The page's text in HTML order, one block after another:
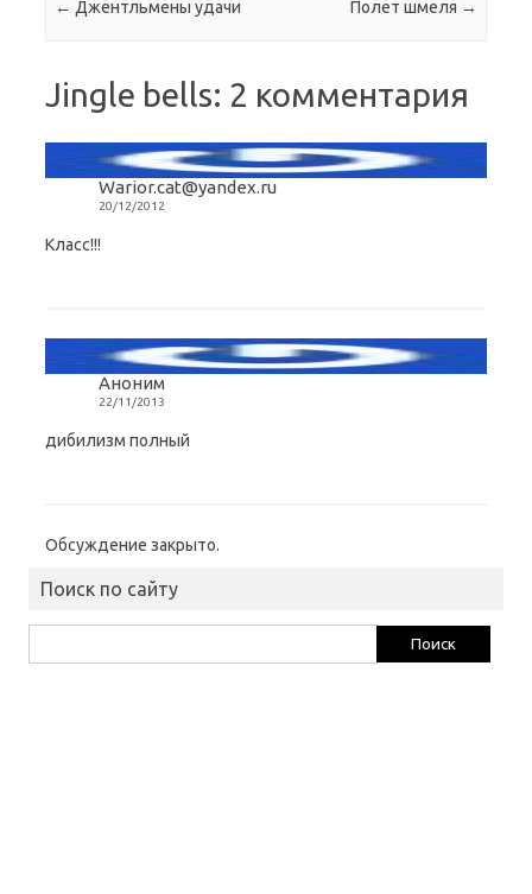
Навигация по записям
← Джентльмены удачи Полет шмеля →
Jingle bells: 2 комментария
Warior.cat@yandex.ru
20/12/2012
Класс!!!
Аноним
22/11/2013
дибилизм полный
Обсуждение закрыто.
Поиск по сайту